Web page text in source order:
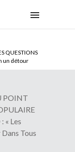
CAMEROUN :
POINT
« Les
Tous